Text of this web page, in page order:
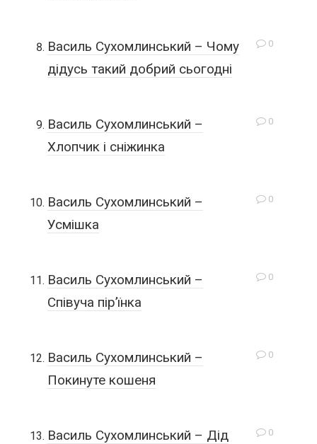
0
Василь Сухомлинський – Чому
дідусь такий добрий сьогодні
0
Василь Сухомлинський –
Хлопчик і сніжинка
0
Василь Сухомлинський –
Усмішка
0
Василь Сухомлинський –
Співуча пір’їнка
0
Василь Сухомлинський –
Покинуте кошеня
0
Василь Сухомлинський – Дід